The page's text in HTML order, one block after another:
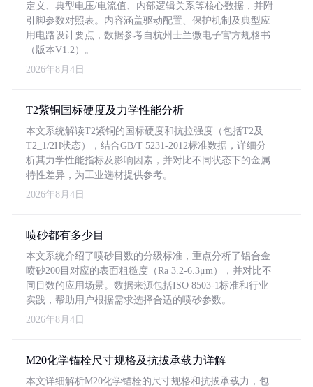
定义、典型电压/电流值、内部逻辑关系等核心数据，并附
引脚参数对照表。内容涵盖驱动配置、保护机制及典型应
用电路设计要点，数据参考自杭州士兰微电子官方规格书
（版本V1.2）。
2026年8月4日
T2紫铜国标硬度及力学性能分析
本文系统解读T2紫铜的国标硬度和抗拉强度（包括T2及
T2_1/2H状态），结合GB/T 5231-2012标准数据，详细分
析其力学性能指标及影响因素，并对比不同状态下的金属
特性差异，为工业选材提供参考。
2026年8月4日
喷砂都有多少目
本文系统介绍了喷砂目数的分级标准，重点分析了铝合金
喷砂200目对应的表面粗糙度（Ra 3.2-6.3μm），并对比不
同目数的应用场景。数据来源包括ISO 8503-1标准和行业
实践，帮助用户根据需求选择合适的喷砂参数。
2026年8月4日
M20化学锚栓尺寸规格及抗拔承载力详解
本文详细解析M20化学锚栓的尺寸规格和抗拔承载力，包